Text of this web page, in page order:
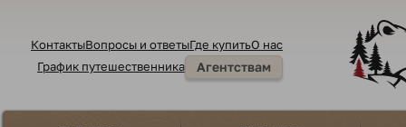
КонтактыВопросы и ответыГде купитьО нас
График путешественника
Агентствам